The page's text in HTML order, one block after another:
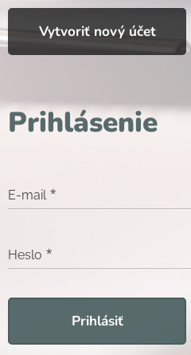
Vytvoriť nový účet
Prihlásenie
E-mail
Heslo
Prihlásiť